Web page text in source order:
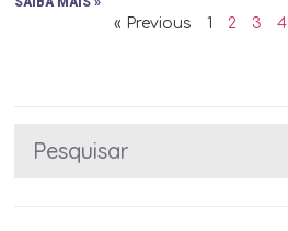
« Previous 1 2 3 4